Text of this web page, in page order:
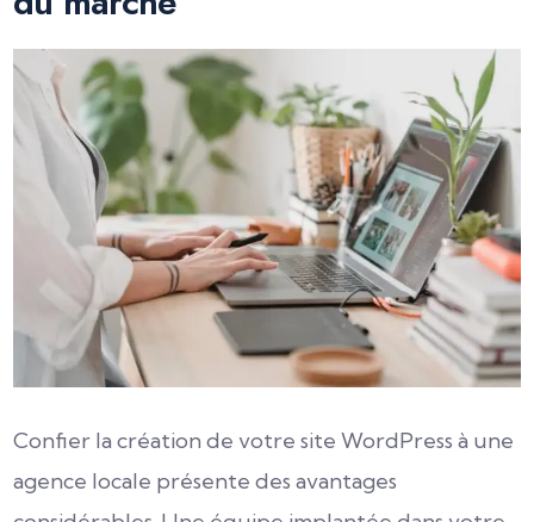
Confier la création de votre site WordPress à une
agence locale présente des avantages